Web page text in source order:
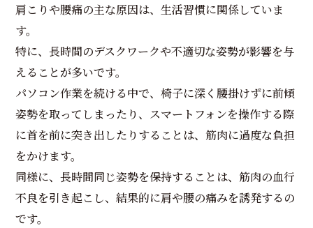
肩こりや腰痛の主な原因は、生活習慣に関係していま
す。
特に、長時間のデスクワークや不適切な姿勢が影響を与
えることが多いです。
パソコン作業を続ける中で、椅子に深く腰掛けずに前傾
姿勢を取ってしまったり、スマートフォンを操作する際
に首を前に突き出したりすることは、筋肉に過度な負担
をかけます。
同様に、長時間同じ姿勢を保持することは、筋肉の血行
不良を引き起こし、結果的に肩や腰の痛みを誘発するの
です。